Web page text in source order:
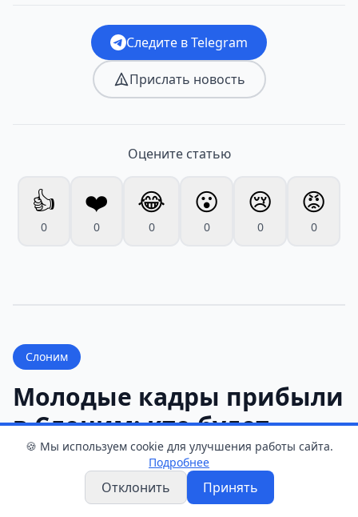
Следите в Telegram
Прислать новость
Оцените статью
👍
0
❤️
0
😂
0
😮
0
😢
0
😡
0
Слоним
Молодые кадры прибыли
в Слоним: кто будет
работать на водоканале
и в лесхозе
🍪 Мы используем cookie для улучшения работы сайта.
Подробнее
Отклонить Принять